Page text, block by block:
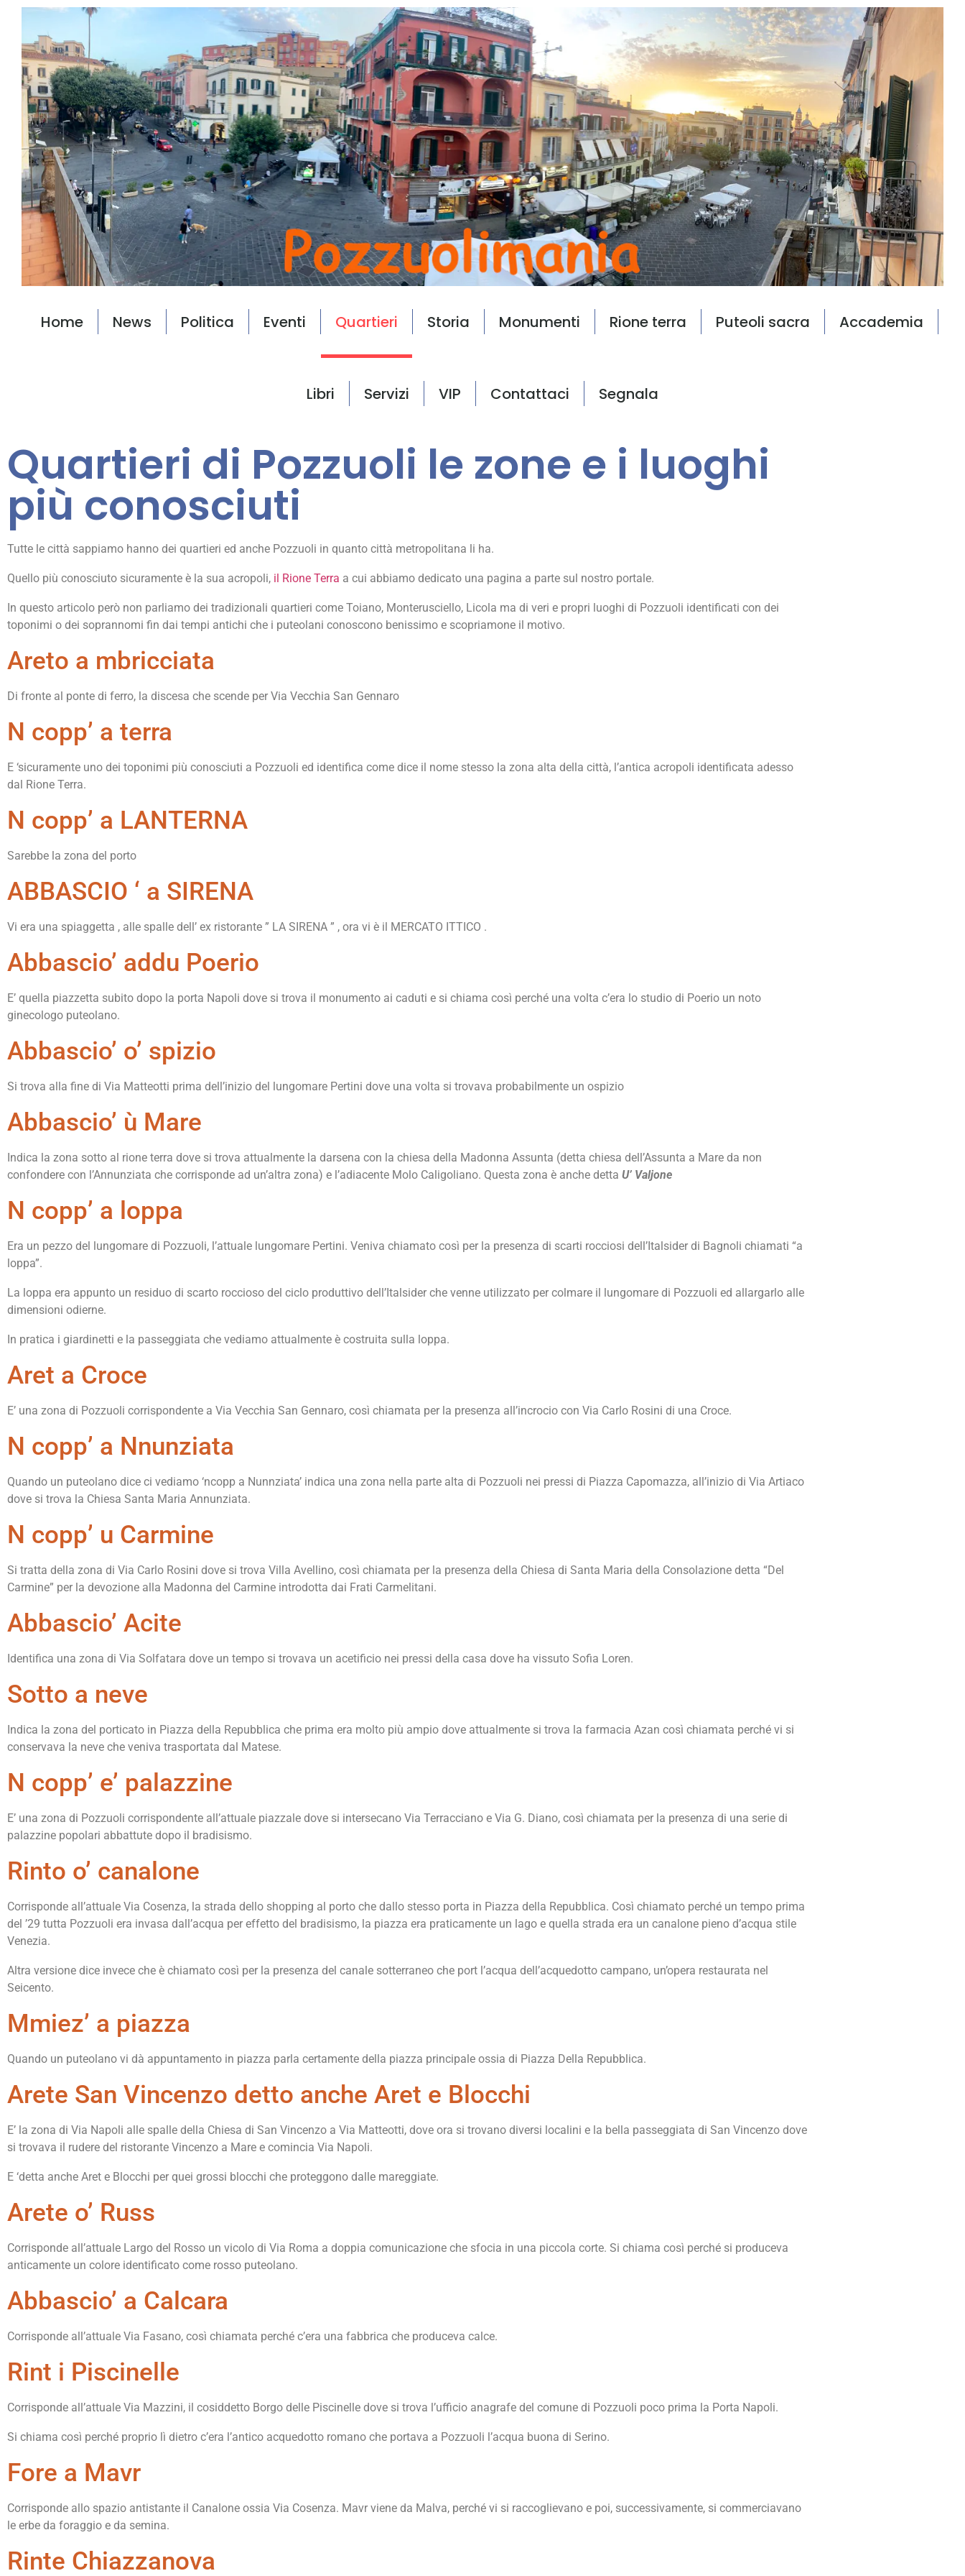
Home News Politica Eventi Quartieri Storia Monumenti Rione terra Puteoli sacra Accademia
Libri Servizi VIP Contattaci Segnala
Quartieri di Pozzuoli le zone e i luoghi
più conosciuti
Tutte le città sappiamo hanno dei quartieri ed anche Pozzuoli in quanto città metropolitana li ha.
Quello più conosciuto sicuramente è la sua acropoli, il Rione Terra a cui abbiamo dedicato una pagina a parte sul nostro portale.
In questo articolo però non parliamo dei tradizionali quartieri come Toiano, Monterusciello, Licola ma di veri e propri luoghi di Pozzuoli identificati con dei
toponimi o dei soprannomi fin dai tempi antichi che i puteolani conoscono benissimo e scopriamone il motivo.
Areto a mbricciata
Di fronte al ponte di ferro, la discesa che scende per Via Vecchia San Gennaro
N copp’ a terra
E ‘sicuramente uno dei toponimi più conosciuti a Pozzuoli ed identifica come dice il nome stesso la zona alta della città, l’antica acropoli identificata adesso
dal Rione Terra.
N copp’ a LANTERNA
Sarebbe la zona del porto
ABBASCIO ‘ a SIRENA
Vi era una spiaggetta , alle spalle dell’ ex ristorante ” LA SIRENA ” , ora vi è il MERCATO ITTICO .
Abbascio’ addu Poerio
E’ quella piazzetta subito dopo la porta Napoli dove si trova il monumento ai caduti e si chiama così perché una volta c’era lo studio di Poerio un noto
ginecologo puteolano.
Abbascio’ o’ spizio
Si trova alla fine di Via Matteotti prima dell’inizio del lungomare Pertini dove una volta si trovava probabilmente un ospizio
Abbascio’ ù Mare
Indica la zona sotto al rione terra dove si trova attualmente la darsena con la chiesa della Madonna Assunta (detta chiesa dell’Assunta a Mare da non
confondere con l’Annunziata che corrisponde ad un’altra zona) e l’adiacente Molo Caligoliano. Questa zona è anche detta U’ Valjone
N copp’ a loppa
Era un pezzo del lungomare di Pozzuoli, l’attuale lungomare Pertini. Veniva chiamato così per la presenza di scarti rocciosi dell’Italsider di Bagnoli chiamati “a
loppa”.
La loppa era appunto un residuo di scarto roccioso del ciclo produttivo dell’Italsider che venne utilizzato per colmare il lungomare di Pozzuoli ed allargarlo alle
dimensioni odierne.
In pratica i giardinetti e la passeggiata che vediamo attualmente è costruita sulla loppa.
Aret a Croce
E’ una zona di Pozzuoli corrispondente a Via Vecchia San Gennaro, così chiamata per la presenza all’incrocio con Via Carlo Rosini di una Croce.
N copp’ a Nnunziata
Quando un puteolano dice ci vediamo ‘ncopp a Nunnziata’ indica una zona nella parte alta di Pozzuoli nei pressi di Piazza Capomazza, all’inizio di Via Artiaco
dove si trova la Chiesa Santa Maria Annunziata.
N copp’ u Carmine
Si tratta della zona di Via Carlo Rosini dove si trova Villa Avellino, così chiamata per la presenza della Chiesa di Santa Maria della Consolazione detta “Del
Carmine” per la devozione alla Madonna del Carmine introdotta dai Frati Carmelitani.
Abbascio’ Acite
Identifica una zona di Via Solfatara dove un tempo si trovava un acetificio nei pressi della casa dove ha vissuto Sofia Loren.
Sotto a neve
Indica la zona del porticato in Piazza della Repubblica che prima era molto più ampio dove attualmente si trova la farmacia Azan così chiamata perché vi si
conservava la neve che veniva trasportata dal Matese.
N copp’ e’ palazzine
E’ una zona di Pozzuoli corrispondente all’attuale piazzale dove si intersecano Via Terracciano e Via G. Diano, così chiamata per la presenza di una serie di
palazzine popolari abbattute dopo il bradisismo.
Rinto o’ canalone
Corrisponde all’attuale Via Cosenza, la strada dello shopping al porto che dallo stesso porta in Piazza della Repubblica. Così chiamato perché un tempo prima
del ’29 tutta Pozzuoli era invasa dall’acqua per effetto del bradisismo, la piazza era praticamente un lago e quella strada era un canalone pieno d’acqua stile
Venezia.
Altra versione dice invece che è chiamato così per la presenza del canale sotterraneo che port l’acqua dell’acquedotto campano, un’opera restaurata nel
Seicento.
Mmiez’ a piazza
Quando un puteolano vi dà appuntamento in piazza parla certamente della piazza principale ossia di Piazza Della Repubblica.
Arete San Vincenzo detto anche Aret e Blocchi
E’ la zona di Via Napoli alle spalle della Chiesa di San Vincenzo a Via Matteotti, dove ora si trovano diversi localini e la bella passeggiata di San Vincenzo dove
si trovava il rudere del ristorante Vincenzo a Mare e comincia Via Napoli.
E ‘detta anche Aret e Blocchi per quei grossi blocchi che proteggono dalle mareggiate.
Arete o’ Russ
Corrisponde all’attuale Largo del Rosso un vicolo di Via Roma a doppia comunicazione che sfocia in una piccola corte. Si chiama così perché si produceva
anticamente un colore identificato come rosso puteolano.
Abbascio’ a Calcara
Corrisponde all’attuale Via Fasano, così chiamata perché c’era una fabbrica che produceva calce.
Rint i Piscinelle
Corrisponde all’attuale Via Mazzini, il cosiddetto Borgo delle Piscinelle dove si trova l’ufficio anagrafe del comune di Pozzuoli poco prima la Porta Napoli.
Si chiama così perché proprio lì dietro c’era l’antico acquedotto romano che portava a Pozzuoli l’acqua buona di Serino.
Fore a Mavr
Corrisponde allo spazio antistante il Canalone ossia Via Cosenza. Mavr viene da Malva, perché vi si raccoglievano e poi, successivamente, si commerciavano
le erbe da foraggio e da semina.
Rinte Chiazzanova